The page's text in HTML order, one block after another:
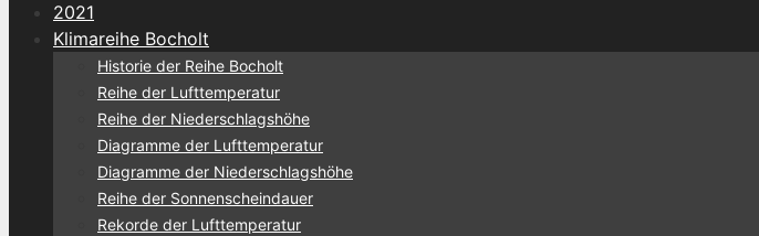
2021
Klimareihe Bocholt
Historie der Reihe Bocholt
Reihe der Lufttemperatur
Reihe der Niederschlagshöhe
Diagramme der Lufttemperatur
Diagramme der Niederschlagshöhe
Reihe der Sonnenscheindauer
Rekorde der Lufttemperatur